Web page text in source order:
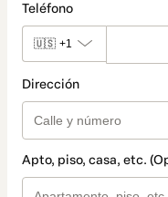
Teléfono
🇺🇸 +1
Dirección
Apto, piso, casa, etc.